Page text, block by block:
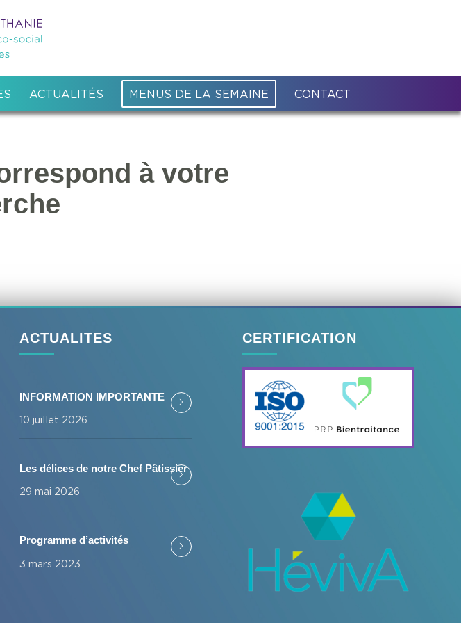
ACTUALITÉS MENUS DE LA SEMAINE CONTACT
à votre
ACTUALITES
INFORMATION IMPORTANTE
10 juillet 2026
Les délices de notre Chef Pâtissier
29 mai 2026
Programme d’activités
3 mars 2023
CERTIFICATION